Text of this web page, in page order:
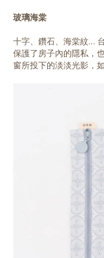
玻璃海棠
十字、鑽石、海棠紋…
保護了房子內的隱私，
窗所投下的淡淡光影，